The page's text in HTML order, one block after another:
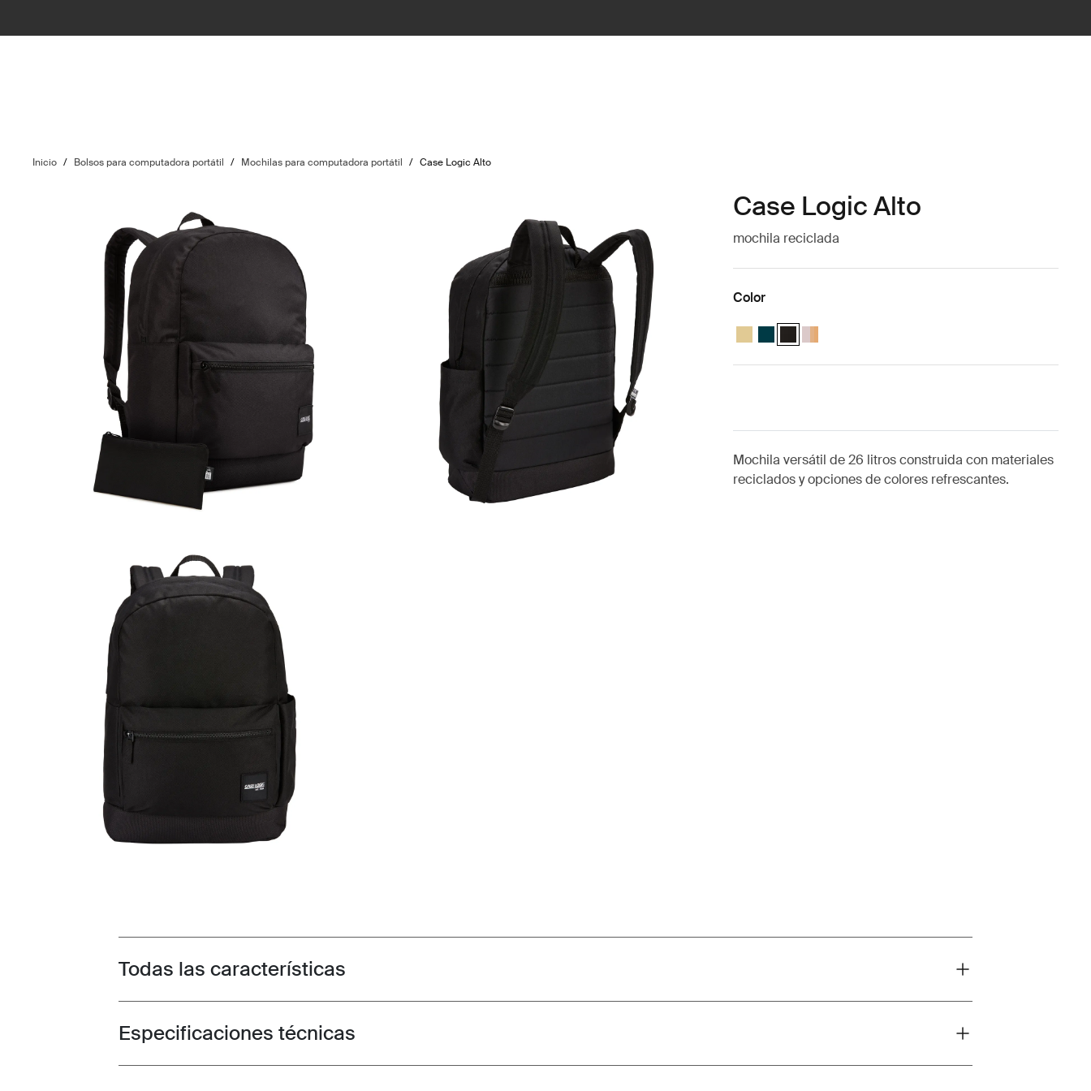
Inicio / Bolsos para computadora portátil / Mochilas para computadora portátil / Case Logic Alto
Case Logic Alto
mochila reciclada
Color
Case Logic Alto Recycled Backpack Amarillo claro
Case Logic Alto Recycled Backpack Deep Teal
Case Logic Alto Recycled Backpack Negro (selected)
Case Logic Alto Recycled Backpack Apricot Multiblock
Mochila versátil de 26 litros construida con materiales
reciclados y opciones de colores refrescantes.
Toggle features
Todas las características
Toggle techspec
Especificaciones técnicas